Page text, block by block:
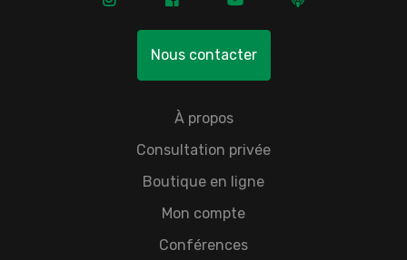
Nous contacter
À propos
Consultation privée
Boutique en ligne
Mon compte
Conférences